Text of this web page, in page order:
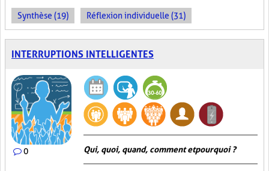
Synthèse (19) Réflexion individuelle (31)
INTERRUPTIONS INTELLIGENTES
0 Qui, quoi, quand, comment et pourquoi ?